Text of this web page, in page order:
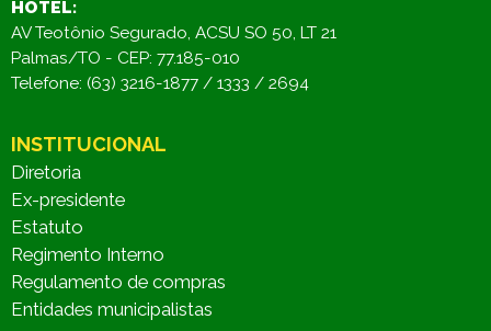
HOTEL:
AV Teotônio Segurado, ACSU SO 50, LT 21
Palmas/TO - CEP: 77.185-010
Telefone: (63) 3216-1877 / 1333 / 2694
INSTITUCIONAL
Diretoria
Ex-presidente
Estatuto
Regimento Interno
Regulamento de compras
Entidades municipalistas